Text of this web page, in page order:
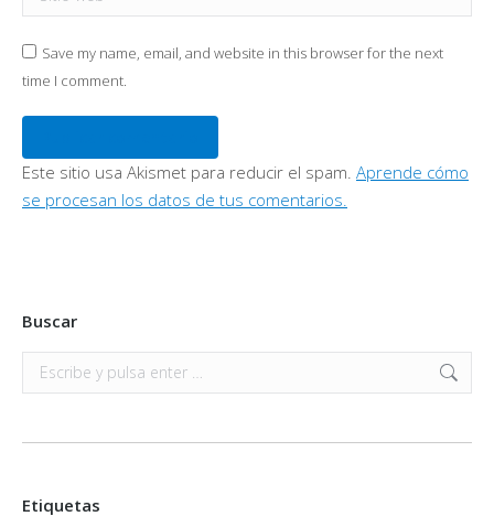
Save my name, email, and website in this browser for the next
time I comment.
Este sitio usa Akismet para reducir el spam. Aprende cómo
se procesan los datos de tus comentarios.
Buscar
Buscar:
Etiquetas